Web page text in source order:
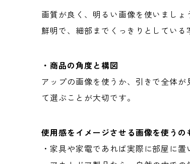
画質が良く、明るい画像を使いましょ
鮮明で、細部までくっきりとしてい
・商品の角度と構図
アップの画像を使うか、引きで全体
て選ぶことが大切です。
使用感をイメージさせる画像を使うの
・家具や家電であれば実際に部屋に